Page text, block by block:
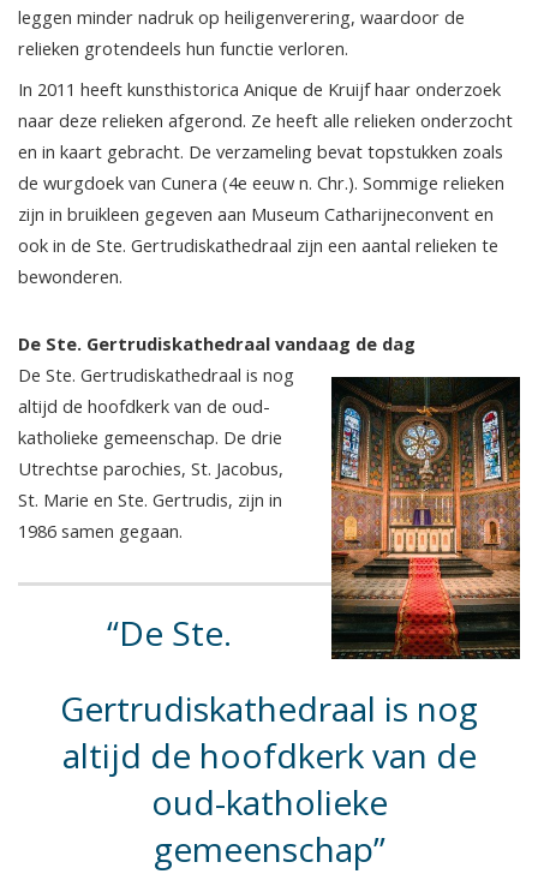
leggen minder nadruk op heiligenverering, waardoor de
relieken grotendeels hun functie verloren.
In 2011 heeft kunsthistorica Anique de Kruijf haar onderzoek
naar deze relieken afgerond. Ze heeft alle relieken onderzocht
en in kaart gebracht. De verzameling bevat topstukken zoals
de wurgdoek van Cunera (4e eeuw n. Chr.). Sommige relieken
zijn in bruikleen gegeven aan Museum Catharijneconvent en
ook in de Ste. Gertrudiskathedraal zijn een aantal relieken te
bewonderen.
De Ste. Gertrudiskathedraal vandaag de dag
De Ste. Gertrudiskathedraal is nog
altijd de hoofdkerk van de oud-
katholieke gemeenschap. De drie
Utrechtse parochies, St. Jacobus,
St. Marie en Ste. Gertrudis, zijn in
1986 samen gegaan.
De Ste.
Gertrudiskathedraal is nog
altijd de hoofdkerk van de
oud-katholieke
gemeenschap